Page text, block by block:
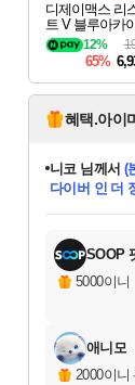
디제이맥스 리
트 V 블루아카
팩 DJMAX
CT V Blue
ack DLC
12%
65%
혜택.아이
교환.
당첨되셨습니
당첨되셨습니
한건했습니다
데피니티브
당첨되셨습니
당첨되셨습니
당첨되셨습니
당첨되셨습니
에디션 (스팀
당첨되셨습니
SOOP
5000이니
애니모
2000이니 ·